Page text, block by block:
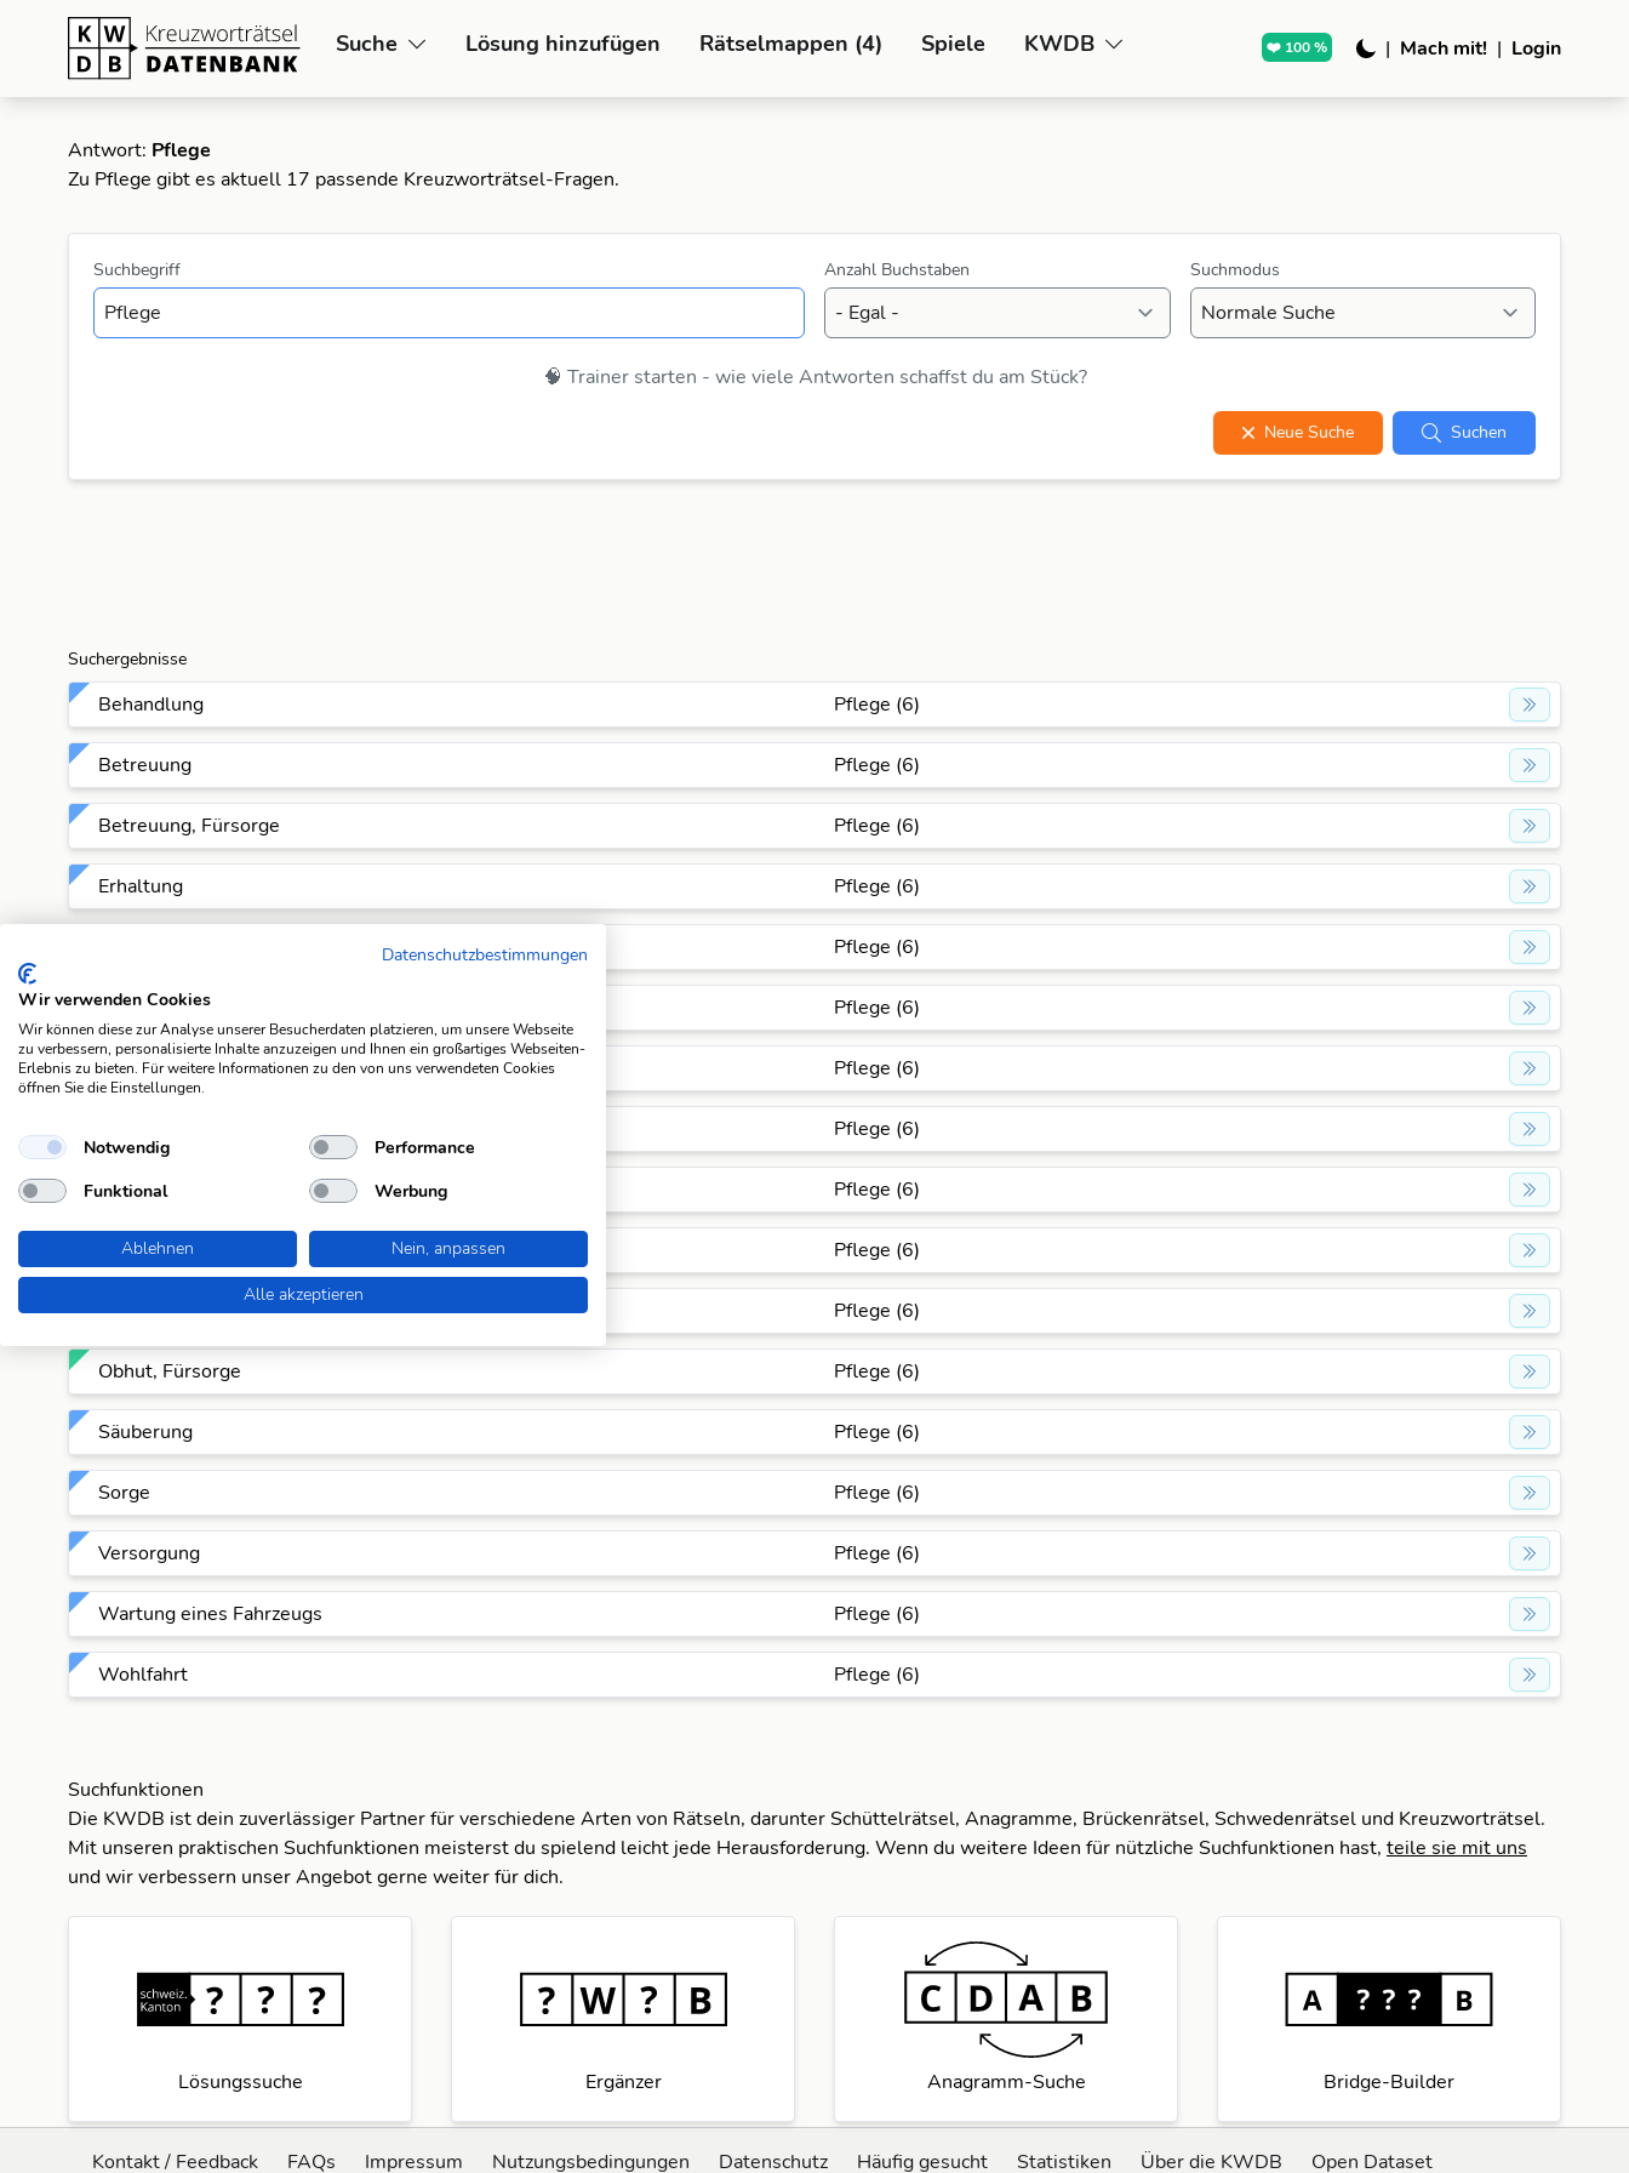
Suche Lösung hinzufügen Rätselmappen (4) Spiele KWDB ❤️ 100 % | Mach mit! | Login
Antwort: Pflege
Zu Pflege gibt es aktuell 17 passende Kreuzworträtsel-Fragen.
Suchbegriff Anzahl Buchstaben Suchmodus
🧠 Trainer starten - wie viele Antworten schaffst du am Stück?
Neue Suche Suchen
Suchergebnisse
Behandlung Pflege (6)
Betreuung Pflege (6)
Betreuung, Fürsorge Pflege (6)
Erhaltung Pflege (6)
Pflege (6)
Haltung Pflege (6)
Hege Pflege (6)
Pflege (6)
Krankenbetreuung Pflege (6)
Kultur Pflege (6)
lenkende Eingriffe im Wald Pflege (6)
Obhut, Fürsorge Pflege (6)
Säuberung Pflege (6)
Sorge Pflege (6)
Versorgung Pflege (6)
Wartung eines Fahrzeugs Pflege (6)
Wohlfahrt Pflege (6)
Suchfunktionen
Die KWDB ist dein zuverlässiger Partner für verschiedene Arten von Rätseln, darunter Schüttelrätsel, Anagramme, Brückenrätsel, Schwedenrätsel und Kreuzworträtsel.
Mit unseren praktischen Suchfunktionen meisterst du spielend leicht jede Herausforderung. Wenn du weitere Ideen für nützliche Suchfunktionen hast, teile sie mit uns
und wir verbessern unser Angebot gerne weiter für dich.
Lösungssuche Ergänzer Anagramm-Suche Bridge-Builder
Kontakt / Feedback FAQs Impressum Nutzungsbedingungen Datenschutz Häufig gesucht Statistiken Über die KWDB Open Dataset
Datenschutzbestimmungen
Wir verwenden Cookies
Wir können diese zur Analyse unserer Besucherdaten platzieren, um unsere Webseite
zu verbessern, personalisierte Inhalte anzuzeigen und Ihnen ein großartiges Webseiten-
Erlebnis zu bieten. Für weitere Informationen zu den von uns verwendeten Cookies
öffnen Sie die Einstellungen.
Notwendig
Performance
Funktional
Werbung
Ablehnen
Nein, anpassen
Alle akzeptieren